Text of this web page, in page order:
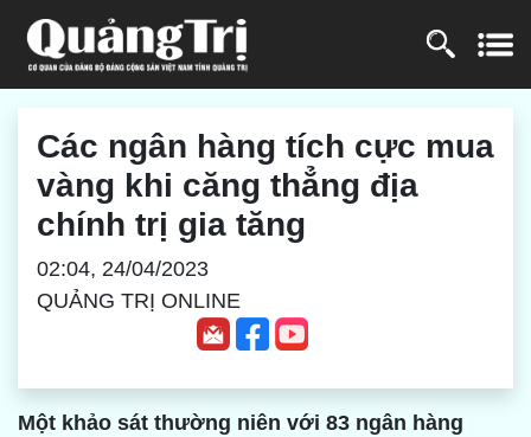
Các ngân hàng tích cực mua
vàng khi căng thẳng địa
chính trị gia tăng
02:04, 24/04/2023
QUẢNG TRỊ ONLINE
Một khảo sát thường niên với 83 ngân hàng